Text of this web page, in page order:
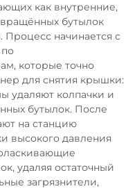
как внутренние,
бутылок
начинается с
которые точно
для снятия крышки:
удаляют колпачки и
бутылок. После
на станцию
высокого давления
удаляя остаточный
загрязнители,